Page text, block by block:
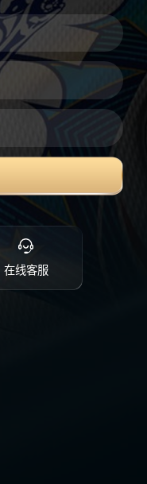
在线客服